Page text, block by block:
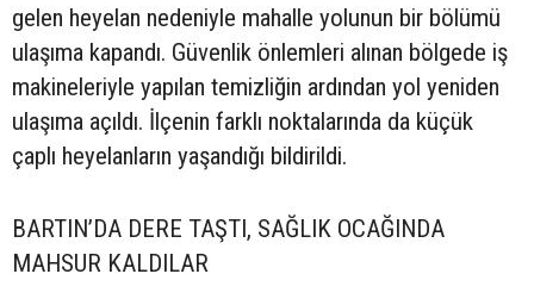
gelen heyelan nedeniyle mahalle yolunun bir bölümü
ulaşıma kapandı. Güvenlik önlemleri alınan bölgede iş
makineleriyle yapılan temizliğin ardından yol yeniden
ulaşıma açıldı. İlçenin farklı noktalarında da küçük
çaplı heyelanların yaşandığı bildirildi.
BARTIN’DA DERE TAŞTI, SAĞLIK OCAĞINDA
MAHSUR KALDILAR